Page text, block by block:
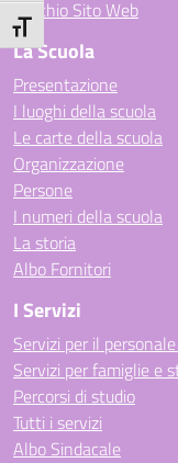
Attiva/disattiva
Vecchio Sito Web
La Scuola
Presentazione
I luoghi della scuola
Le carte della scuola
Organizzazione
Persone
I numeri della scuola
La storia
Albo Fornitori
I Servizi
Servizi per il
Servizi per famiglie e
Percorsi di studio
Tutti i servizi
Albo Sindacale